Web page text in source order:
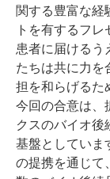
関する豊富な経
トを有するフ
患者に届けるう
たちは共に力を
担を和らげるた
今回の合意は、
クスのバイオ後
基盤としていま
の提携を通じて